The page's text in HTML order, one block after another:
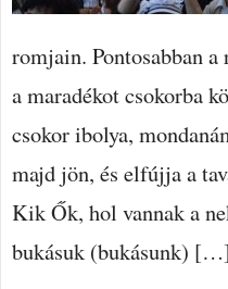
romjain. Pontosabban
a maradékot csokorba
csokor ibolya,
majd jön, és elfújja a
Kik Ők, hol vannak a
bukásuk (bukásunk) […]